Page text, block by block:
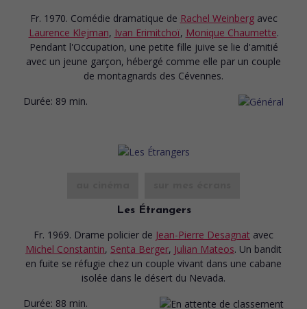
Fr. 1970. Comédie dramatique de Rachel Weinberg avec
Laurence Klejman, Ivan Erimitchoï, Monique Chaumette.
Pendant l'Occupation, une petite fille juive se lie d'amitié
avec un jeune garçon, hébergé comme elle par un couple
de montagnards des Cévennes.
Durée: 89 min.
Les Étrangers
Fr. 1969. Drame policier de Jean-Pierre Desagnat avec
Michel Constantin, Senta Berger, Julian Mateos. Un bandit
en fuite se réfugie chez un couple vivant dans une cabane
isolée dans le désert du Nevada.
Durée: 88 min.